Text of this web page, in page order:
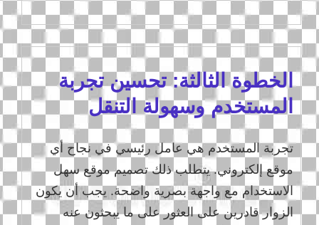
الخطوة الثالثة: تحسين تجربة
المستخدم وسهولة التنقل
تجربة المستخدم هي عامل رئيسي في نجاح أي
موقع إلكتروني. يتطلب ذلك تصميم موقع سهل
الاستخدام مع واجهة بصرية واضحة. يجب أن يكون
الزوار قادرين على العثور على ما يبحثون عنه